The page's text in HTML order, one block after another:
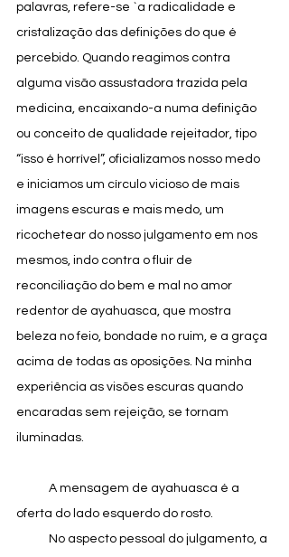
palavras, refere-se `a radicalidade e
cristalização das definições do que é
percebido. Quando reagimos contra
alguma visão assustadora trazida pela
medicina, encaixando-a numa definição
ou conceito de qualidade rejeitador, tipo
“isso é horrível”, oficializamos nosso medo
e iniciamos um círculo vicioso de mais
imagens escuras e mais medo, um
ricochetear do nosso julgamento em nos
mesmos, indo contra o fluir de
reconciliação do bem e mal no amor
redentor de ayahuasca, que mostra
beleza no feio, bondade no ruim, e a graça
acima de todas as oposições. Na minha
experiência as visões escuras quando
encaradas sem rejeição, se tornam
iluminadas.
oferta do lado esquerdo do rosto.